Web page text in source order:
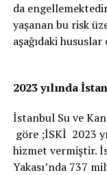
da
yaşanan bu risk
aşağıdaki
2023 yılında
İstanbul Su ve
göre ;İSKİ 2023
hizmet vermiştir.
Yakası’nda 737